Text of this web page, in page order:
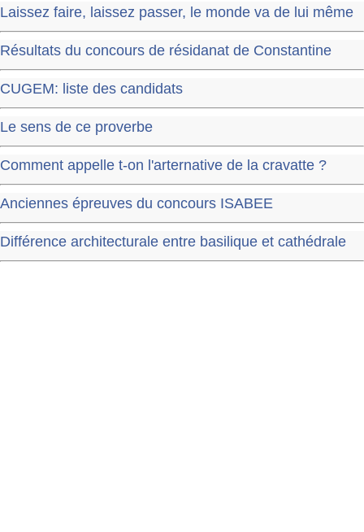
Laissez faire, laissez passer, le monde va de lui même
Résultats du concours de résidanat de Constantine
CUGEM: liste des candidats
Le sens de ce proverbe
Comment appelle t-on l'arternative de la cravatte ?
Anciennes épreuves du concours ISABEE
Différence architecturale entre basilique et cathédrale